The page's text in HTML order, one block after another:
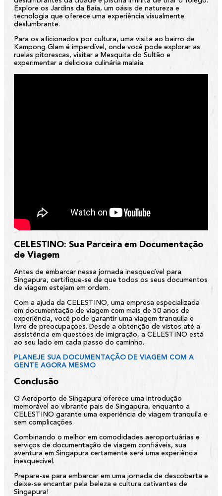
Explore os Jardins da Baía, um oásis de natureza e
tecnologia que oferece uma experiência visualmente
deslumbrante.
Para os aficionados por cultura, uma visita ao bairro de
Kampong Glam é imperdível, onde você pode explorar as
ruelas pitorescas, visitar a Mesquita do Sultão e
experimentar a deliciosa culinária malaia.
CELESTINO: Sua Parceira em Documentação
de Viagem
Antes de embarcar nessa jornada inesquecível para
Singapura, certifique-se de que todos os seus documentos
de viagem estejam em ordem.
Com a ajuda da CELESTINO, uma empresa especializada
em documentação de viagem com mais de 50 anos de
experiência, você pode garantir uma viagem tranquila e
livre de preocupações. Desde a obtenção de vistos até a
assistência em questões de imigração, a CELESTINO está
ao seu lado em cada passo do caminho.
PLANEJE SUA DOCUMENTAÇÃO DE VIAGEM COM A
GENTE AGORA MESMO
Conclusão
O Aeroporto de Singapura oferece uma introdução
memorável ao vibrante país de Singapura, enquanto a
CELESTINO garante uma experiência de viagem tranquila e
sem complicações.
Combinando o melhor em comodidades aeroportuárias e
serviços de documentação de viagem confiáveis, sua
aventura em Singapura certamente será uma experiência
inesquecível.
Prepare-se para embarcar em uma jornada de descoberta e
deixe-se encantar pela beleza e cultura cativantes de
Singapura!